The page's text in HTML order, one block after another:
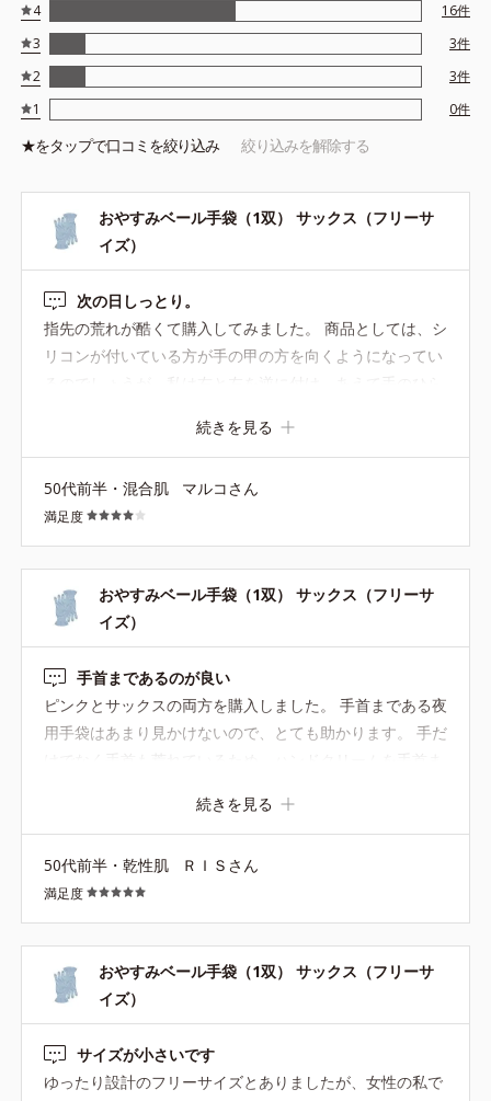
4
16件
3
3件
2
3件
1
0件
★をタップで口コミを絞り込み 絞り込みを解除する
おやすみベール手袋（1双） サックス（フリーサ
イズ）
次の日しっとり。
指先の荒れが酷くて購入してみました。 商品としては、シ
リコンが付いている方が手の甲の方を向くようになってい
るのでしょうが、私は右と左を逆に付け、あえて手のひら
色々な繊維で引っかかっていたのが良くなりました。 冬の
間は続けようと思います。
続きを見る
50代前半・混合肌 マルコさん
満足度
おやすみベール手袋（1双） サックス（フリーサ
イズ）
手首まであるのが良い
ピンクとサックスの両方を購入しました。 手首まである夜
用手袋はあまり見かけないので、とても助かります。 手だ
ました。 買ってよかったです。
続きを見る
50代前半・乾性肌 ＲＩＳさん
満足度
おやすみベール手袋（1双） サックス（フリーサ
イズ）
サイズが小さいです
ゆったり設計のフリーサイズとありましたが、女性の私で